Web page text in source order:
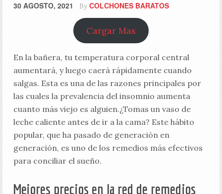
30 AGOSTO, 2021 By COLCHONES BARATOS
Cargar Mas
En la bañera, tu temperatura corporal central
aumentará, y luego caerá rápidamente cuando
salgas. Esta es una de las razones principales por
las cuales la prevalencia del insomnio aumenta
cuanto más viejo es alguien.¿Tomas un vaso de
leche caliente antes de ir a la cama? Este hábito
popular, que ha pasado de generación en
generación, es uno de los remedios más efectivos
para conciliar el sueño.
Mejores precios en la red de remedios